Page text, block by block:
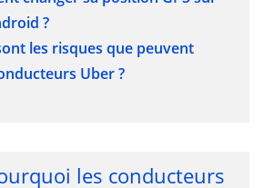
?
les risques que peuvent
Uber ?
les conducteurs